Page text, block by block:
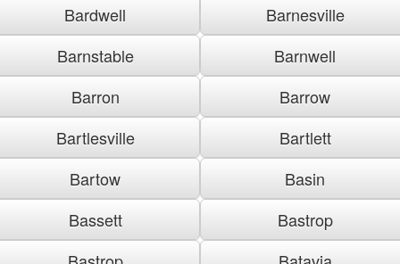
Bardwell
Barnesville
Barnstable
Barnwell
Barron
Barrow
Bartlesville
Bartlett
Bartow
Basin
Bassett
Bastrop